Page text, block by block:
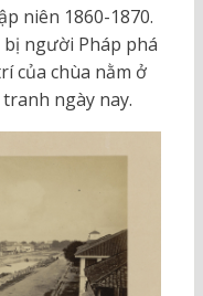
niên 1860-1870.
người Pháp phá
của chùa nằm ở
ngày nay.